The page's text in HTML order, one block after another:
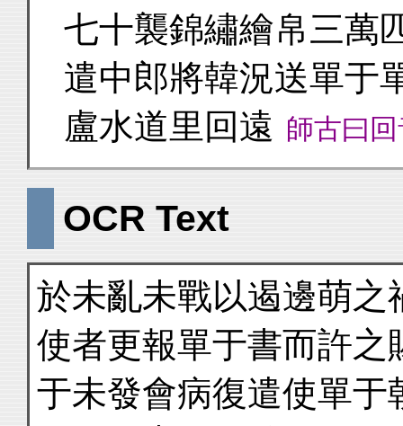
七十襲錦繡繪帛三萬
遣中郎將韓況送單于
盧水道里回遠 師古曰
OCR Text
於未亂未戰以遏邊萌
使者更報單于書而許
于未發會病復遣使單